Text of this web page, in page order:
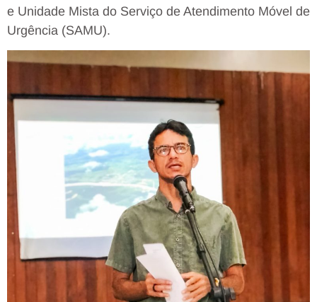
e Unidade Mista do Serviço de Atendimento Móvel de
Urgência (SAMU).